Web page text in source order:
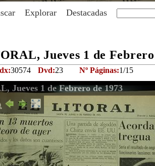
Explorar Destacadas
Jueves 1 de
30574 Dvd:23 Nº Páginas:1/15
Jueves 1 de Febrero de 1973